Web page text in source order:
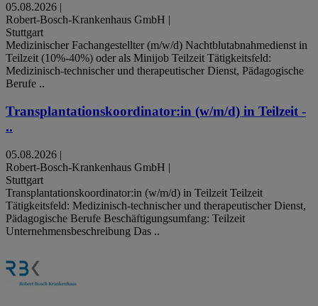
05.08.2026 |
Robert-Bosch-Krankenhaus GmbH |
Stuttgart
Medizinischer Fachangestellter (m/w/d) Nachtblutabnahmedienst in
Teilzeit (10%-40%) oder als Minijob Teilzeit Tätigkeitsfeld:
Medizinisch-technischer und therapeutischer Dienst, Pädagogische
Berufe ..
Transplantationskoordinator:in (w/m/d) in Teilzeit -
..
05.08.2026 |
Robert-Bosch-Krankenhaus GmbH |
Stuttgart
Transplantationskoordinator:in (w/m/d) in Teilzeit Teilzeit
Tätigkeitsfeld: Medizinisch-technischer und therapeutischer Dienst,
Pädagogische Berufe Beschäftigungsumfang: Teilzeit
Unternehmensbeschreibung Das ..